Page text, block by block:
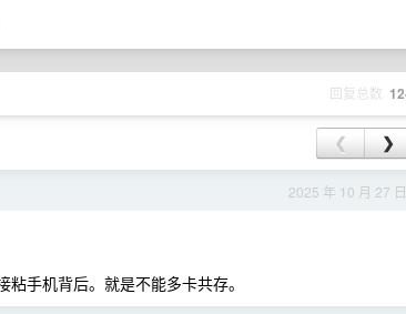
回复总数
❮ ❯
2025 年 10 月 27 日
手机背后。就是不能多卡共存。